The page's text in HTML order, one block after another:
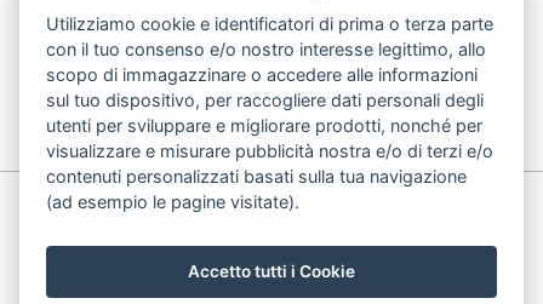
Facebook
Instagram
X Pinterest
YouTube
© C.S. S.r.l. p.iva: 03740490283 cod. fiscale: 03740490283
Utilizziamo cookie e identificatori di prima o terza parte
con il tuo consenso e/o nostro interesse legittimo, allo
scopo di immagazzinare o accedere alle informazioni
sul tuo dispositivo, per raccogliere dati personali degli
utenti per sviluppare e migliorare prodotti, nonché per
visualizzare e misurare pubblicità nostra e/o di terzi e/o
contenuti personalizzati basati sulla tua navigazione
(ad esempio le pagine visitate).
Accetto tutti i Cookie